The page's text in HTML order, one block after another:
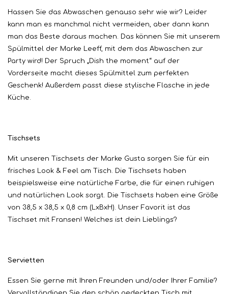
Hassen Sie das Abwaschen genauso sehr wie wir? Leider
kann man es manchmal nicht vermeiden, aber dann kann
man das Beste daraus machen. Das können Sie mit unserem
Spülmittel der Marke Leeff, mit dem das Abwaschen zur
Party wird! Der Spruch „Dish the moment“ auf der
Vorderseite macht dieses Spülmittel zum perfekten
Geschenk! Außerdem passt diese stylische Flasche in jede
Küche.
Tischsets
Mit unseren Tischsets der Marke Gusta sorgen Sie für ein
frisches Look & Feel am Tisch. Die Tischsets haben
beispielsweise eine natürliche Farbe, die für einen ruhigen
und natürlichen Look sorgt. Die Tischsets haben eine Größe
von 38,5 x 38,5 x 0,8 cm (LxBxH). Unser Favorit ist das
Tischset mit Fransen! Welches ist dein Lieblings?
Servietten
Essen Sie gerne mit Ihren Freunden und/oder Ihrer Familie?